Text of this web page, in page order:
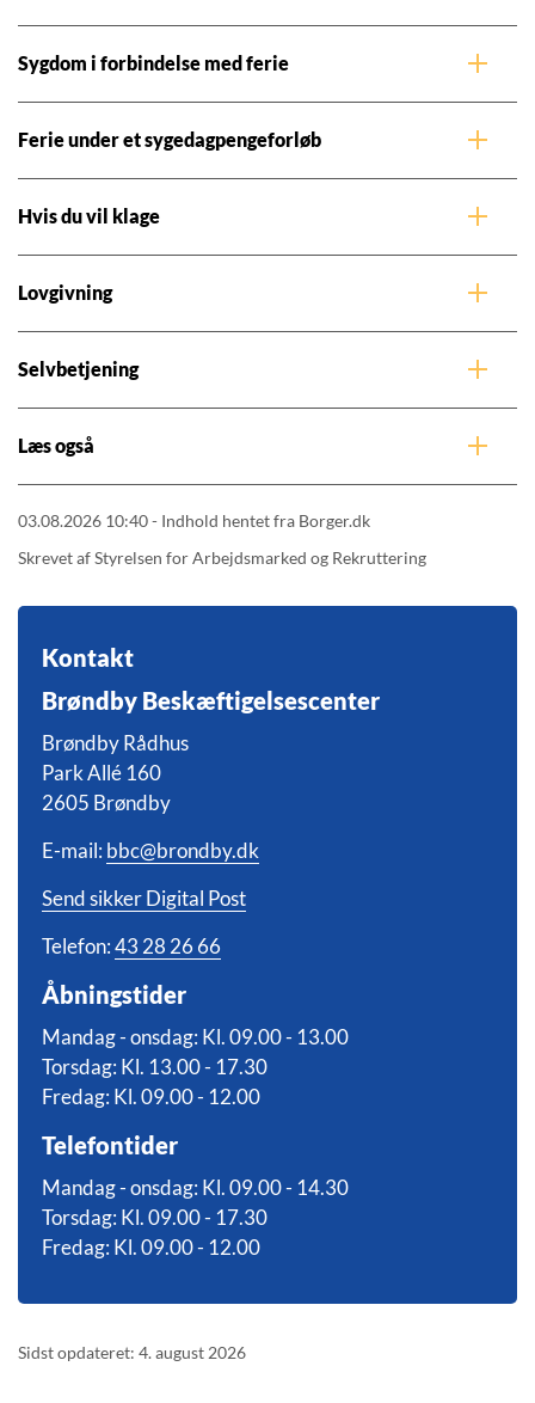
Sygdom i forbindelse med ferie
Ferie under et sygedagpengeforløb
Hvis du vil klage
Lovgivning
Selvbetjening
Læs også
03.08.2026 10:40 - Indhold hentet fra Borger.dk
Skrevet af Styrelsen for Arbejdsmarked og Rekruttering
Kontakt
Brøndby Beskæftigelsescenter
Brøndby Rådhus
Park Allé 160
2605 Brøndby
E-mail: bbc@brondby.dk
Send sikker Digital Post
Telefon:43 28 26 66
Åbningstider
Mandag - onsdag: Kl. 09.00 - 13.00
Torsdag: Kl. 13.00 - 17.30
Fredag: Kl. 09.00 - 12.00
Telefontider
Mandag - onsdag: Kl. 09.00 - 14.30
Torsdag: Kl. 09.00 - 17.30
Fredag: Kl. 09.00 - 12.00
Sidst opdateret: 4. august 2026